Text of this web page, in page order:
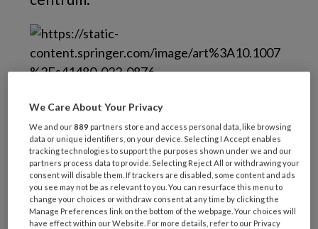
© Kannapat / stock.adobe.com
Onder kinderen is de prevalentie van ADHD
vijf procent en een meerderheid van hen
houdt in de volwassenheid last van
We Care About Your Privacy
We and our889 partners store and access personal data, like browsing
data or unique identifiers, on your device. Selecting I Accept enables
tracking technologies to support the purposes shown under we and our
partners process data to provide. Selecting Reject All or withdrawing your
consent will disable them. If trackers are disabled, some content and ads
you see may not be as relevant to you. You can resurface this menu to
change your choices or withdraw consent at any time by clicking the
Manage Preferences link on the bottom of the webpage. Your choices will
have effect within our Website. For more details, refer to our Privacy